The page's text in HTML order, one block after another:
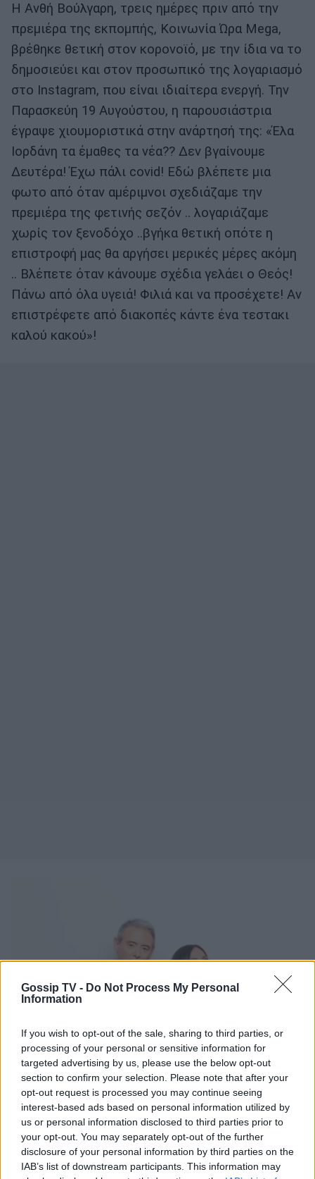
Gossip TV - Do Not Process My Personal
Information
If you wish to opt-out of the sale, sharing to third parties, or
processing of your personal or sensitive information for
targeted advertising by us, please use the below opt-out
section to confirm your selection. Please note that after your
opt-out request is processed you may continue seeing
interest-based ads based on personal information utilized by
us or personal information disclosed to third parties prior to
your opt-out. You may separately opt-out of the further
disclosure of your personal information by third parties on the
IAB’s list of downstream participants. This information may
Η Ανθή Βούλγαρη, τρεις ημέρες πριν από την
πρεμιέρα της εκπομπής, Κοινωνία Ώρα Mega,
βρέθηκε θετική στον κορονοϊό, με την ίδια να το
δημοσιεύει και στον προσωπικό της λογαριασμό
στο Instagram, που είναι ιδιαίτερα ενεργή. Την
Παρασκεύη 19 Αυγούστου, η παρουσιάστρια
έγραψε χιουμοριστικά στην ανάρτησή της: «Έλα
Ιορδάνη τα έμαθες τα νέα?? Δεν βγαίνουμε
Δευτέρα! Έχω πάλι covid! Εδώ βλέπετε μια
φωτο από όταν αμέριμνοι σχεδιάζαμε την
πρεμιέρα της φετινής σεζόν .. λογαριάζαμε
χωρίς τον ξενοδόχο ..βγήκα θετική οπότε η
επιστροφή μας θα αργήσει μερικές μέρες ακόμη
.. Βλέπετε όταν κάνουμε σχέδια γελάει ο Θεός!
Πάνω από όλα υγειά! Φιλιά και να προσέχετε! Αν
επιστρέφετε από διακοπές κάντε ένα τεστακι
καλού κακού»!